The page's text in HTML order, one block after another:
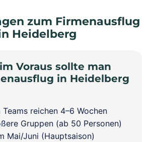
zum Firmenausflug
Heidelberg
Voraus sollte man
in Heidelberg
reichen 4–6 Wochen
Gruppen (ab 50 Personen)
Mai/Juni (Hauptsaison)